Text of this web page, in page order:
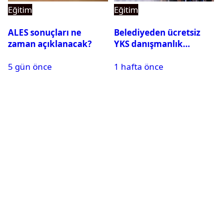
Eğitim
ALES sonuçları ne
zaman açıklanacak?
5 gün önce
Eğitim
Belediyeden ücretsiz
YKS danışmanlık
1 hafta önce